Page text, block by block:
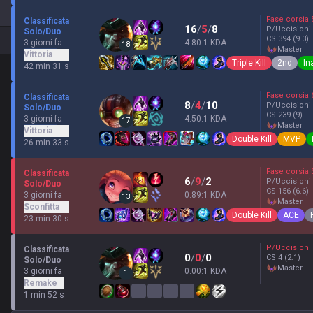
Classificata
Solo/Duo
3 giorni fa
Vittoria
42 min 31 s
18
16/5/8
4.80:1 KDA
Fase corsia
P/Uccisioni
CS 394 (9.3)
master
Triple Kill 2nd
Classificata
Solo/Duo
3 giorni fa
Vittoria
26 min 33 s
17
8/4/10
4.50:1 KDA
Fase corsia
P/Uccisioni
CS 239 (9)
master
Double Kill MVP
Classificata
Solo/Duo
3 giorni fa
Sconfitta
23 min 30 s
13
6/9/2
0.89:1 KDA
Fase corsia
P/Uccisioni
CS 156 (6.6)
master
Double Kill ACE
Classificata
Solo/Duo
3 giorni fa
Remake
1 min 52 s
1
0/0/0
0.00:1 KDA
P/Uccisioni
CS 4 (2.1)
master